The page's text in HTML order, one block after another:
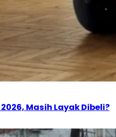
Masih Layak Dibeli?